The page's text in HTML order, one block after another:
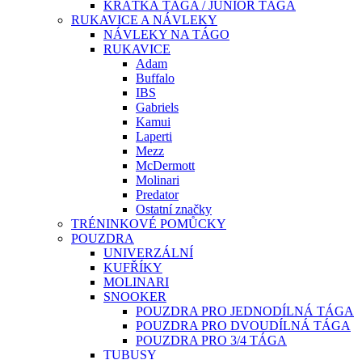
KRÁTKÁ TÁGA / JUNIOR TÁGA
RUKAVICE A NÁVLEKY
NÁVLEKY NA TÁGO
RUKAVICE
Adam
Buffalo
IBS
Gabriels
Kamui
Laperti
Mezz
McDermott
Molinari
Predator
Ostatní značky
TRÉNINKOVÉ POMŮCKY
POUZDRA
UNIVERZÁLNÍ
KUFŘÍKY
MOLINARI
SNOOKER
POUZDRA PRO JEDNODÍLNÁ TÁGA
POUZDRA PRO DVOUDÍLNÁ TÁGA
POUZDRA PRO 3/4 TÁGA
TUBUSY